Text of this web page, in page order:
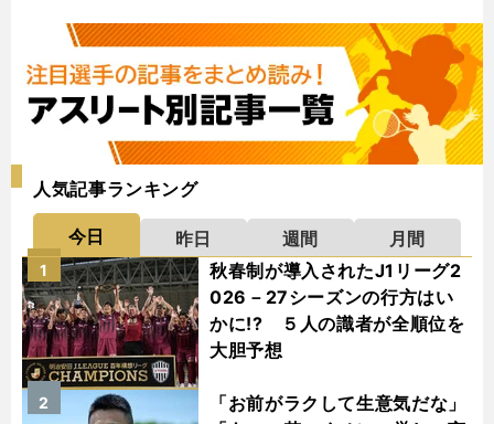
人気記事ランキング
今日 昨日 週間
月間
秋春制が導入されたJ1リーグ2
026－27シーズンの行方はい
かに!? ５人の識者が全順位を
大胆予想
1
「お前がラクして生意気だな」
2